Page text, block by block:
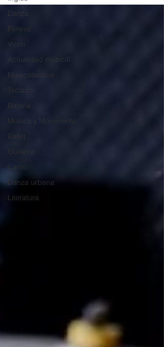
Danza
Fitness
Violín
Actualidad musical
Musicoterapia
Teclado
Batería
Música y Movimiento
Ballet
Guitarra
Canto
Danza urbana
Literatura